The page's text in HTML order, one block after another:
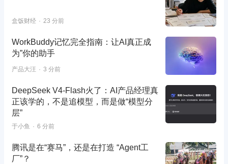
盒饭财经 23 分前
WorkBuddy记忆完全指南：让AI真正成
为”你的助手
产品大汪 3 分前
DeepSeek V4-Flash火了：AI产品经理真
正该学的，不是追模型，而是做“模型分
层”
于小鱼 6 分前
腾讯是在“赛马”，还是在打造 “Agent工
厂”？